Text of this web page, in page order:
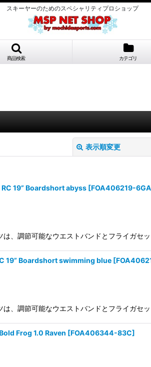
スキーヤーのためのスペシャリティプロショップ
商品検索 カテゴリ
表示順変更
RC 19” Boardshort abyss [FOA406219-6GA
、調節可能なウエストバンドとフライガセ
19” Boardshort swimming blue [
、調節可能なウエストバンドとフライガセ
Frog 1.0 Raven [FOA406344-83C]